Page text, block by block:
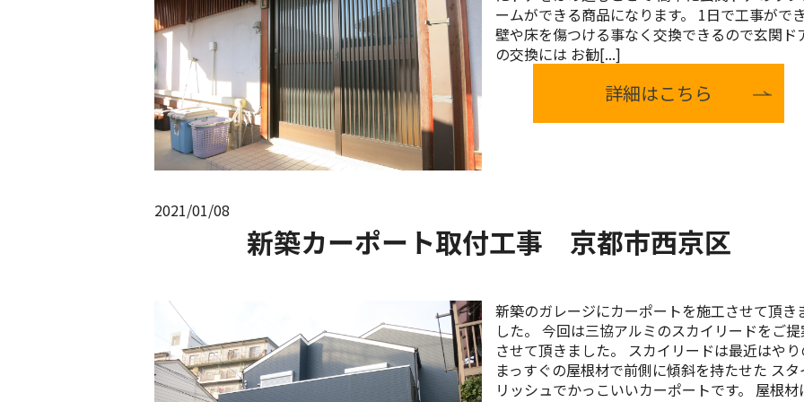
ームができる商品になります。 1日で工事ができ
壁や床を傷つける事なく交換できるので玄関ド
の交換には お勧[...]
詳細はこちら
2021/01/08
新築カーポート取付工事 京都市西京区
新築のガレージにカーポートを施工させて頂き
した。 今回は三協アルミのスカイリードをご
させて頂きました。 スカイリードは最近はやり
まっすぐの屋根材で前側に傾斜を持たせた スタ
リッシュでかっこいいカーポートです。 屋根材